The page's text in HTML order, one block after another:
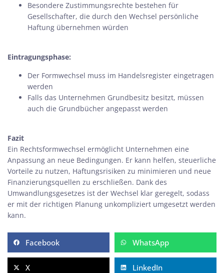
Besondere Zustimmungsrechte bestehen für
Gesellschafter, die durch den Wechsel persönliche
Haftung übernehmen würden
Eintragungsphase:
Der Formwechsel muss im Handelsregister eingetragen
werden
Falls das Unternehmen Grundbesitz besitzt, müssen
auch die Grundbücher angepasst werden
Fazit
Ein Rechtsformwechsel ermöglicht Unternehmen eine
Anpassung an neue Bedingungen. Er kann helfen, steuerliche
Vorteile zu nutzen, Haftungsrisiken zu minimieren und neue
Finanzierungsquellen zu erschließen. Dank des
Umwandlungsgesetzes ist der Wechsel klar geregelt, sodass
er mit der richtigen Planung unkompliziert umgesetzt werden
kann.
Facebook WhatsApp
X LinkedIn